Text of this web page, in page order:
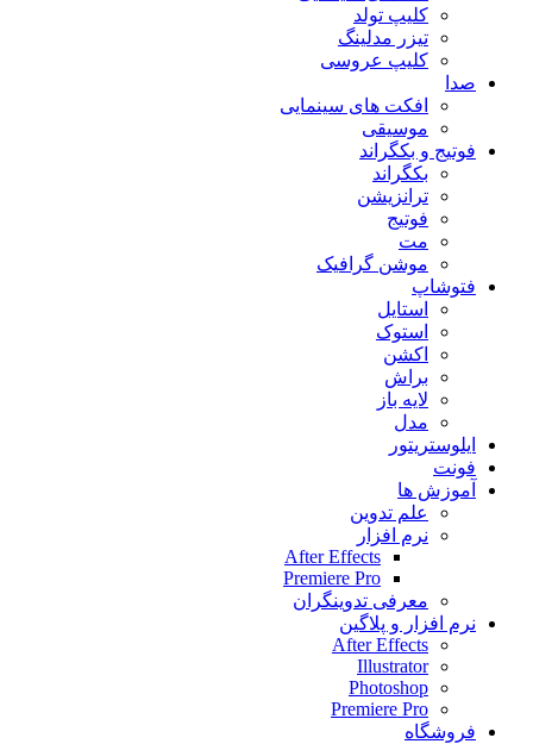
کلیپ تولد
تیزر مدلینگ
کلیپ عروسی
صدا
افکت های سینمایی
موسیقی
فوتیج و بکگراند
بکگراند
ترانزیشن
فوتیج
مت
موشن گرافیک
فتوشاپ
استایل
استوک
اکشن
براش
لایه باز
مدل
ایلوستریتور
فونت
آموزش ها
علم تدوین
نرم افزار
After Effects
Premiere Pro
معرفی تدوینگران
نرم افزار و پلاگین
After Effects
Illustrator
Photoshop
Premiere Pro
فروشگاه